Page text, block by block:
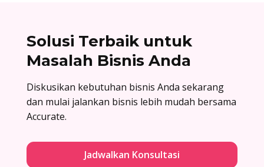
Solusi Terbaik untuk
Masalah Bisnis Anda
Diskusikan kebutuhan bisnis Anda sekarang
dan mulai jalankan bisnis lebih mudah bersama
Accurate.
Jadwalkan Konsultasi